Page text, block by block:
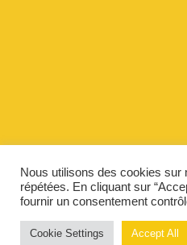
Nous utilisons des cookies
répétées. En cliquant sur
fournir un consentement
Cookie Settings Accept All